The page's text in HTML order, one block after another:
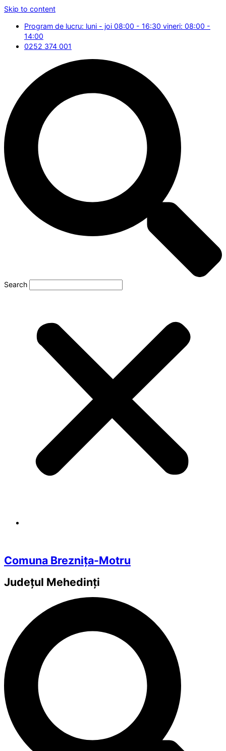
Skip to content
Program de lucru: luni - joi 08:00 - 16:30 vineri: 08:00 -
14:00
0252 374 001
Search
Comuna Breznița-Motru
Județul Mehedinți